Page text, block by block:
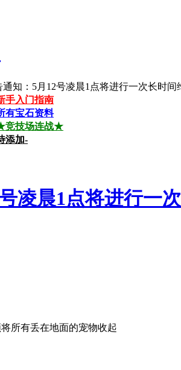
知：5月12号凌晨1点将进行一次长时间
手入门指南
有宝石资料
竞技场连战★
添加-
凌晨1点将进行一
所有丢在地面的宠物收起